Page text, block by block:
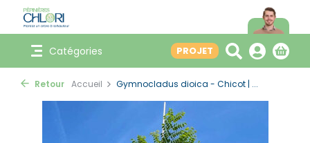
Catégories PROJET
Retour Accueil Gymnocladus dioica - Chicot | ...